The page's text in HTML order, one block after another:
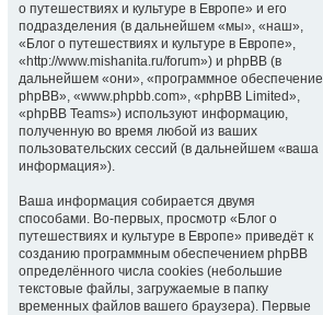
о путешествиях и культуре в Европе» и его
подразделения (в дальнейшем «мы», «наш»,
«Блог о путешествиях и культуре в Европе»,
«http://www.mishanita.ru/forum») и phpBB (в
дальнейшем «они», «программное обеспечение
phpBB», «www.phpbb.com», «phpBB Limited»,
«phpBB Teams») используют информацию,
полученную во время любой из ваших
пользовательских сессий (в дальнейшем «ваша
информация»).
Ваша информация собирается двумя
способами. Во-первых, просмотр «Блог о
путешествиях и культуре в Европе» приведёт к
созданию программным обеспечением phpBB
определённого числа cookies (небольшие
текстовые файлы, загружаемые в папку
временных файлов вашего браузера). Первые